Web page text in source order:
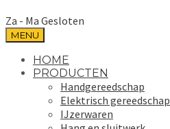
Za - Ma Gesloten
MENU
HOME
PRODUCTEN
Handgereedschap
Elektrisch gereedschap
IJzerwaren